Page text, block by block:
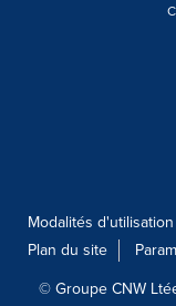
Modalités d'utilisation
Plan du site
© Groupe CNW